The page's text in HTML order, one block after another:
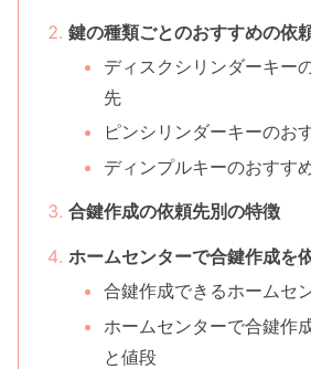
鍵の種類ごとのおすすめの依
ディスクシリンダーキー
先
ピンシリンダーキーのお
ディンプルキーのおすす
合鍵作成の依頼先別の特徴
ホームセンターで合鍵作成を
合鍵作成できるホームセ
ホームセンターで合鍵作
と値段